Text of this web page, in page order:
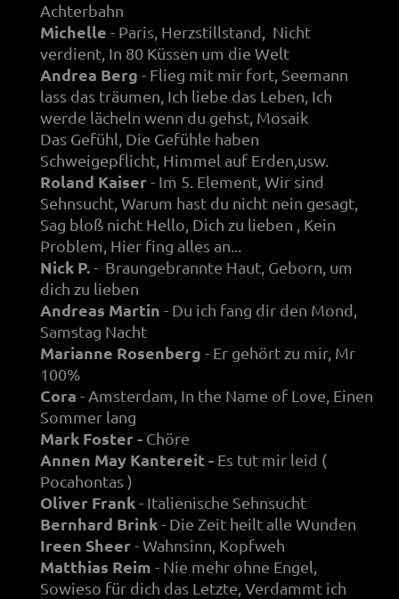
Achterbahn
Michelle - Paris, Herzstillstand, Nicht
verdient, In 80 Küssen um die Welt
Andrea Berg - Flieg mit mir fort, Seemann
lass das träumen, Ich liebe das Leben, Ich
werde lächeln wenn du gehst, Mosaik
Das Gefühl, Die Gefühle haben
Schweigepflicht, Himmel auf Erden,usw.
Roland Kaiser- Im 5. Element, Wir sind
Sehnsucht, Warum hast du nicht nein gesagt,
Sag bloß nicht Hello, Dich zu lieben , Kein
Problem, Hier fing alles an...
Nick P.- Braungebrannte Haut, Geborn, um
dich zu lieben
Andreas Martin - Du ich fang dir den Mond,
Samstag Nacht
Marianne Rosenberg - Er gehört zu mir, Mr
100%
Cora - Amsterdam, In the Name of Love, Einen
Sommer lang
Mark Foster - Chöre
Annen May Kantereit - Es tut mir leid (
Pocahontas )
Oliver Frank- Italienische Sehnsucht
Bernhard Brink- Die Zeit heilt alle Wunden
Ireen Sheer- Wahnsinn, Kopfweh
Matthias Reim - Nie mehr ohne Engel,
Sowieso für dich das Letzte, Verdammt ich